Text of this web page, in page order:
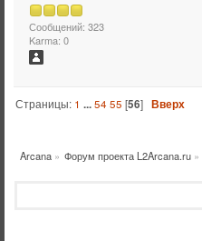
Сообщений: 323
Karma: 0
Страницы: 1 ...54 55 [56]Вверх
Arcana» Форум проекта L2Arcana.ru »